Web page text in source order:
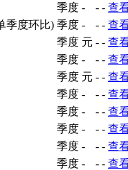
季度 - - - 查
季度环比) 季度 - - - 查
季度 元 - - 查
季度 - - - 查
季度 元 - - 查
季度 - - - 查
季度 - - - 查
季度 - - - 查
季度 - - - 查
季度 - - - 查